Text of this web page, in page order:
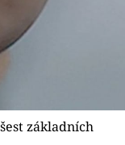
základních